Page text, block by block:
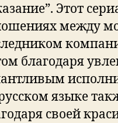
Этот
между
благодаря
языке
своей